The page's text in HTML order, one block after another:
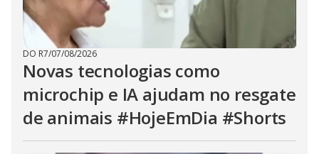
DO R7/07/08/2026
Novas tecnologias como
microchip e IA ajudam no resgate
de animais #HojeEmDia #Shorts